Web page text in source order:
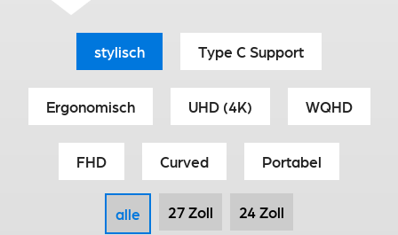
stylisch Type C Support
Ergonomisch UHD (4K) WQHD
FHD Curved Portabel
alle 27 Zoll 24 Zoll